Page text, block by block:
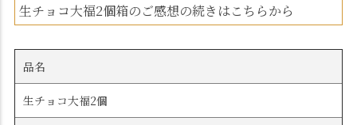
生チョコ大福2個箱のご感想の続きはこちらから
品名
生チョコ大福2個